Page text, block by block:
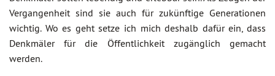
Vergangenheit sind sie auch für zukünftige Generationen
wichtig. Wo es geht setze ich mich deshalb dafür ein, dass
Denkmäler für die Öffentlichkeit zugänglich gemacht
werden.